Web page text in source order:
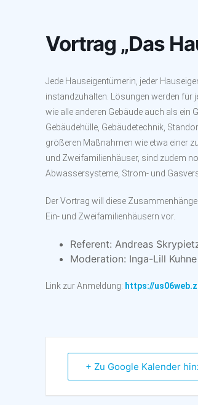
Vortrag „Das
Jede Hauseigentümerin, jeder
instandzuhalten. Lösungen werden für
wie alle anderen Gebäude auch als ein
Gebäudehülle, Gebäudetechnik,
größeren Maßnahmen wie etwa einer
und Zweifamilienhäuser, sind zudem
Abwassersysteme, Strom- und
Der Vortrag will diese
Ein- und Zweifamilienhäusern vor.
Referent: Andreas
Moderation: Inga-Lill Kuhne
Link zur Anmeldung: https://
+ Zu Google Kalender